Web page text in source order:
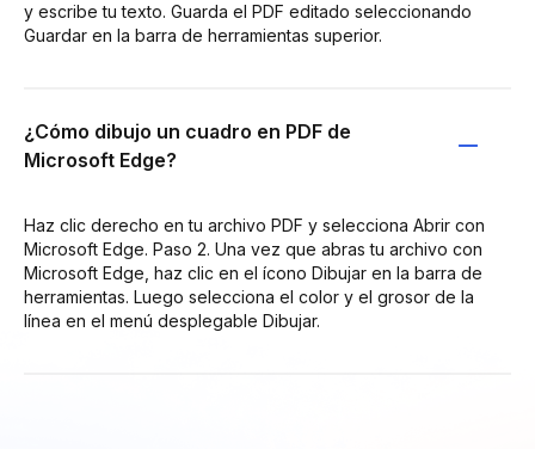
y escribe tu texto. Guarda el PDF editado seleccionando
Guardar en la barra de herramientas superior.
¿Cómo dibujo un cuadro en PDF de
Microsoft Edge?
Haz clic derecho en tu archivo PDF y selecciona Abrir con
Microsoft Edge. Paso 2. Una vez que abras tu archivo con
Microsoft Edge, haz clic en el ícono Dibujar en la barra de
herramientas. Luego selecciona el color y el grosor de la
línea en el menú desplegable Dibujar.